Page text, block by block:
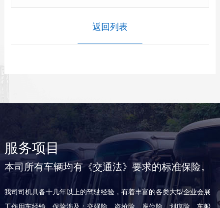
返回列表
服务项目
本司所有车辆均有《交通法》要求的标准保险。
我司司机具备十几年以上的驾驶经验，有着丰富的各类大型企业会展